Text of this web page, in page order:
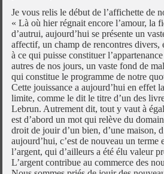
Je vous relis le début de l’affichette de
« Là où hier régnait encore l’amour, la
d’autrui, aujourd’hui se présente un
affectif, un champ de rencontres divers,
à ce qui puisse constituer
autres de nos jours, un vaste fond de
qui constitue le programme de notre
Cette jouissance a aujourd’hui en effet
limite, comme le dit le titre d’un des
Lebrun. Autrement dit, tout y vaut à
est d’abord un mot qui relève du
droit de jouir d’un bien, d’une maison,
aujourd’hui, c’est de nouveau un terme
l’argent, qui d’ailleurs a été élu valeur
L’argent contribue au commerce des